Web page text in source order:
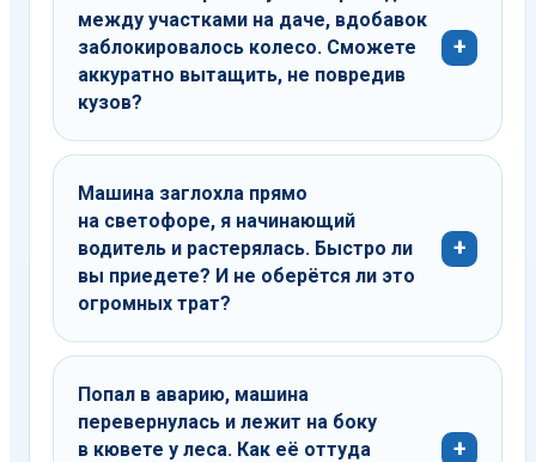
профессионалов, которые ценят ваше время
и заботятся о сохранности вашего
имущества. Мы превращаем стрессовую
ситуацию в чёткий и предсказуемый
алгоритм действий, где на первом месте
Дополнительные услуги
эвакуатора
между участками на даче, вдобавок
заблокировалось колесо. Сможете
аккуратно вытащить, не повредив
кузов?
Машина заглохла прямо
на светофоре, я начинающий
водитель и растерялась. Быстро ли
вы приедете? И не оберётся ли это
огромных трат?
Попал в аварию, машина
перевернулась и лежит на боку
в кювете у леса. Как её оттуда